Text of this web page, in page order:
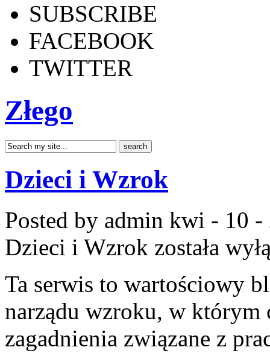
SUBSCRIBE
FACEBOOK
TWITTER
Złego
Dzieci i Wzrok
Posted by admin kwi - 10 -
Dzieci i Wzrok została
Ta serwis to wartościowy
narządu wzroku, w którym
zagadnienia związane z